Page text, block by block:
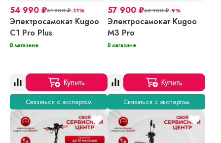
54 990 ₽61 900₽-11%
Электросамокат Kugoo
C1 Pro Plus
В магазине
Купить
Связаться с экспертом
57 900 ₽63 900₽-9%
Электросамокат Kugoo
M3 Pro
В магазине
Купить
Связаться с экспертом